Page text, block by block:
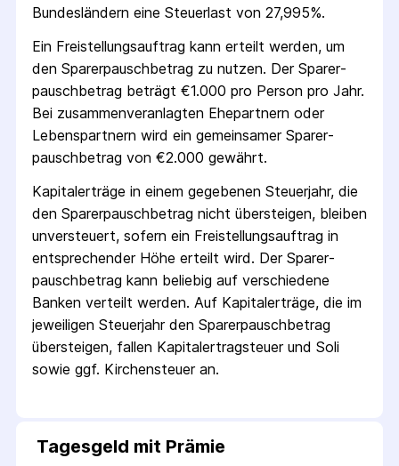
Bundesländern eine Steuerlast von 27,995%.
Ein Freistellungs­auftrag kann erteilt werden, um
den Sparer­pausch­betrag zu nutzen. Der Sparer­
pausch­betrag beträgt €1.000 pro Person pro Jahr.
Bei zusammenveranlagten Ehepartnern oder
Lebenspartnern wird ein gemeinsamer Sparer­
pausch­betrag von €2.000 gewährt.
Kapitalerträge in einem gegebenen Steuerjahr, die
den Sparer­pausch­betrag nicht übersteigen, bleiben
unversteuert, sofern ein Freistellungs­auftrag in
entsprechender Höhe erteilt wird. Der Sparer­
pausch­betrag kann beliebig auf verschiedene
Banken verteilt werden. Auf Kapitalerträge, die im
jeweiligen Steuerjahr den Sparer­pausch­betrag
übersteigen, fallen Kapital­ertrag­steuer und Soli
sowie ggf. Kirchensteuer an.
Tagesgeld mit Prämie